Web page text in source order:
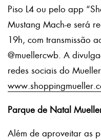
Piso L4 ou pelo app
Mustang Mach-e será
19h, com transmissão
@muellercwb. A
redes sociais do
Parque de Natal
Além de aproveitar as